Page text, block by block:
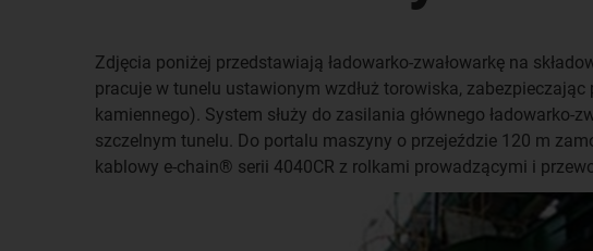
Zdjęcia poniżej przedstawiają ładowarko-zwałowarkę na
pracuje w tunelu ustawionym wzdłuż torowiska,
kamiennego). System służy do zasilania głównego
szczelnym tunelu. Do portalu maszyny o przejeździe 120 m
kablowy e-chain® serii 4040CR z rolkami prowadzącymi i